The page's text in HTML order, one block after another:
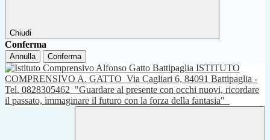
Chiudi
Conferma
Annulla Conferma
ISTITUTO
COMPRENSIVO A. GATTO Via Cagliari 6, 84091 Battipaglia -
Tel. 0828305462 "Guardare al presente con occhi nuovi, ricordare
il passato, immaginare il futuro con la forza della fantasia"